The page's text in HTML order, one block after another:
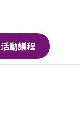
活動議程